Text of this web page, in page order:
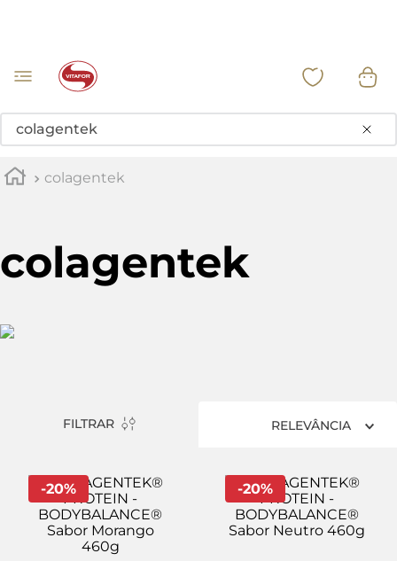
Buscar
colagentek
colagentek
FILTRAR RELEVÂNCIA
-20% -20%